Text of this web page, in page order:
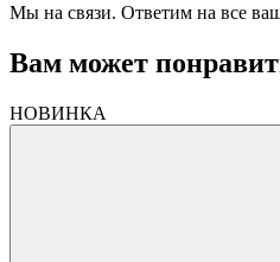
Мы на связи. Ответим на все
Вам может
НОВИНКА